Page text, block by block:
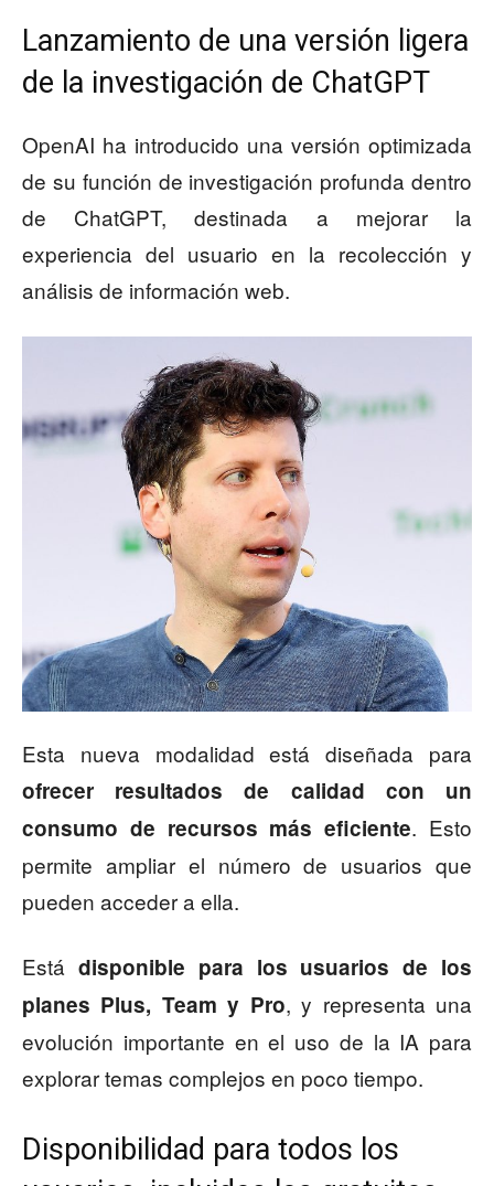
Lanzamiento de una versión ligera
de la investigación de ChatGPT
OpenAI ha introducido una versión optimizada
de su función de investigación profunda dentro
de ChatGPT, destinada a mejorar la
experiencia del usuario en la recolección y
análisis de información web.
Esta nueva modalidad está diseñada para
ofrecer resultados de calidad con un
consumo de recursos más eficiente. Esto
permite ampliar el número de usuarios que
pueden acceder a ella.
Está disponible para los usuarios de los
planes Plus, Team y Pro, y representa una
evolución importante en el uso de la IA para
explorar temas complejos en poco tiempo.
Disponibilidad para todos los